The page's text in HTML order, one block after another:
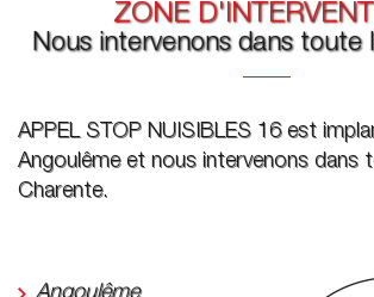
ZONE
Nous intervenons dans toute
APPEL STOP NUISIBLES 16 est
Angoulême et nous intervenons dans
Charente.